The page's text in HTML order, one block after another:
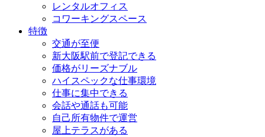
レンタルオフィス
コワーキングスペース
特徴
交通が至便
新大阪駅前で登記できる
価格がリーズナブル
ハイスペックな仕事環境
仕事に集中できる
会話や通話も可能
自己所有物件で運営
屋上テラスがある